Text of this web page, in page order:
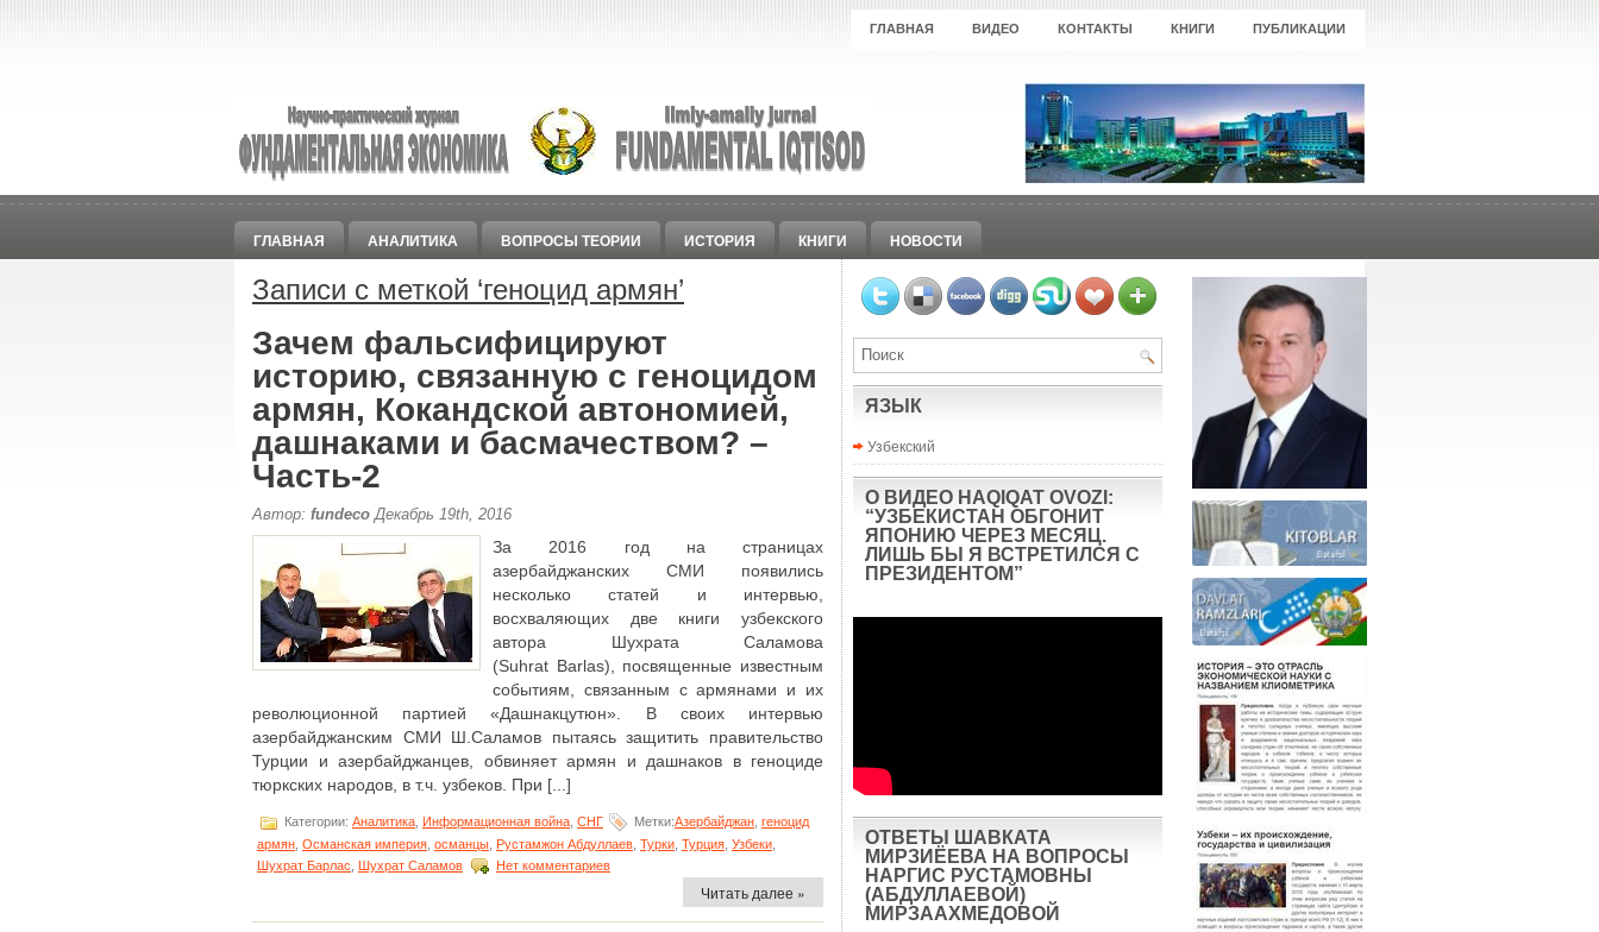
ГЛАВНАЯ ВИДЕО КОНТАКТЫ КНИГИ ПУБЛИКАЦИИ
ГЛАВНАЯ АНАЛИТИКА ВОПРОСЫ ТЕОРИИ ИСТОРИЯ КНИГИ НОВОСТИ
Записи с меткой ‘геноцид армян’
Зачем фальсифицируют
историю, связанную с геноцидом
армян, Кокандской автономией,
дашнаками и басмачеством? –
Часть-2
Автор: fundeco Декабрь 19th, 2016
За 2016 год на страницах
азербайджанских СМИ появились
несколько статей и интервью,
восхваляющих две книги узбекского
автора Шухрата Саламова
(Suhrat Barlas), посвященные известным
событиям, связанным с армянами и их
революционной партией «Дашнакцутюн». В своих интервью
азербайджанским СМИ Ш.Саламов пытаясь защитить правительство
Турции и азербайджанцев, обвиняет армян и дашнаков в геноциде
тюркских народов, в т.ч. узбеков. При [...]
Категории: Аналитика Информационная война СНГ Метки:Азербайджан геноцид
армян Османская империя османцы Рустамжон Абдуллаев Турки Турция Узбеки
Шухрат Барлас
Шухрат Саламов Нет комментариев
Читать далее »
ЯЗЫК
Узбекский
О ВИДЕО HAQIQAT OVOZI:
“УЗБЕКИСТАН ОБГОНИТ
ЯПОНИЮ ЧЕРЕЗ МЕСЯЦ.
ЛИШЬ БЫ Я ВСТРЕТИЛСЯ С
ПРЕЗИДЕНТОМ”
ОТВЕТЫ ШАВКАТА
МИРЗИЁЕВА НА ВОПРОСЫ
НАРГИС РУСТАМОВНЫ
(АБДУЛЛАЕВОЙ)
МИРЗААХМЕДОВОЙ